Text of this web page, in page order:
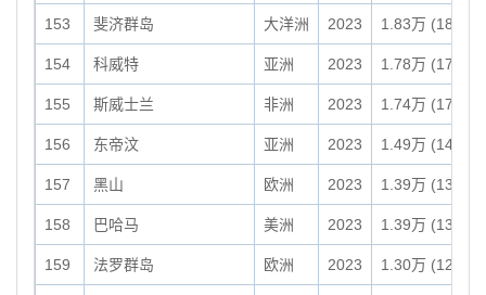
153 斐济群岛 大洋洲 2023 1.83万
154 科威特 亚洲 2023 1.78万
155 斯威士兰 非洲 2023 1.74万
156 东帝汶 亚洲 2023 1.49万
157 黑山 欧洲 2023 1.39万
158 巴哈马 美洲 2023 1.39万
159 法罗群岛 欧洲 2023 1.30万